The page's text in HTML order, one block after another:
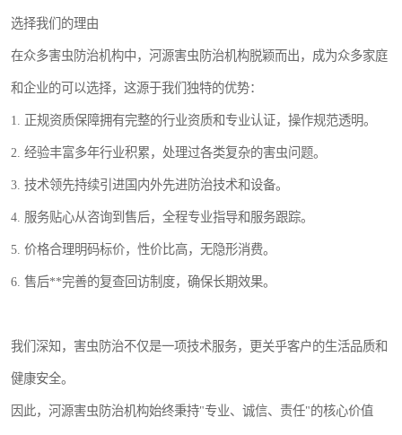
选择我们的理由
在众多害虫防治机构中，河源害虫防治机构脱颖而出，成为众多家庭
和企业的可以选择，这源于我们独特的优势：
1. 正规资质保障拥有完整的行业资质和专业认证，操作规范透明。
2. 经验丰富多年行业积累，处理过各类复杂的害虫问题。
3. 技术领先持续引进国内外先进防治技术和设备。
4. 服务贴心从咨询到售后，全程专业指导和服务跟踪。
5. 价格合理明码标价，性价比高，无隐形消费。
6. 售后**完善的复查回访制度，确保长期效果。
我们深知，害虫防治不仅是一项技术服务，更关乎客户的生活品质和
健康安全。
因此，河源害虫防治机构始终秉持"专业、诚信、责任"的核心价值